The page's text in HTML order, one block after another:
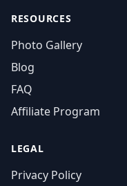
RESOURCES
Photo Gallery
Blog
FAQ
Affiliate Program
LEGAL
Privacy Policy